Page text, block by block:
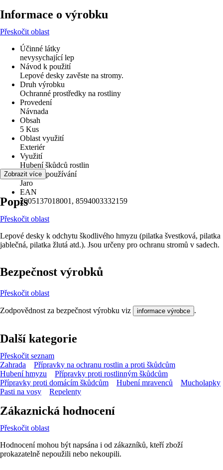
Informace o výrobku
Přeskočit oblast
Účinné látky
nevysychající lep
Návod k použití
Lepové desky zavěste na stromy.
Druh výrobku
Ochranné prostředky na rostliny
Provedení
Návnada
Obsah
5 Kus
Oblast využití
Exteriér
Využití
Hubení škůdců rostlin
Období používání
Jaro
EAN
2005137018001, 8594003332159
Zobrazit více
Popis
Přeskočit oblast
Lepové desky k odchytu škodlivého hmyzu (pilatka švestková, pilatka
jablečná, pilatka žlutá atd.). Jsou určeny pro ochranu stromů v sadech.
Bezpečnost výrobků
Přeskočit oblast
Zodpovědnost za bezpečnost výrobku viz informace výrobce .
Další kategorie
Přeskočit seznam
Zahrada
Přípravky na ochranu rostlin a proti škůdcům
Hubení hmyzu
Přípravky proti rostlinným škůdcům
Přípravky proti domácím škůdcům
Hubení mravenců
Mucholapky
Pasti na vosy
Repelenty
Zákaznická hodnocení
Přeskočit oblast
Hodnocení mohou být napsána i od zákazníků, kteří zboží
prokazatelně nepoužili nebo nekoupili.